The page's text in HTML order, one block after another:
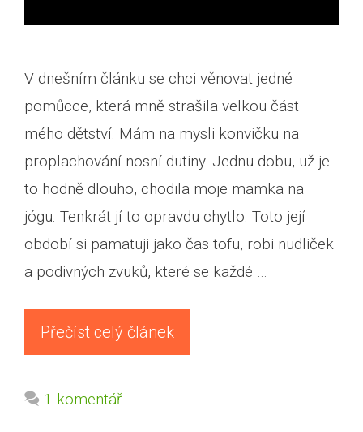
V dnešním článku se chci věnovat jedné
pomůcce, která mně strašila velkou část
mého dětství. Mám na mysli konvičku na
proplachování nosní dutiny. Jednu dobu, už je
to hodně dlouho, chodila moje mamka na
jógu. Tenkrát jí to opravdu chytlo. Toto její
období si pamatuji jako čas tofu, robi nudliček
a podivných zvuků, které se každé …
Přečíst celý článek
1 komentář